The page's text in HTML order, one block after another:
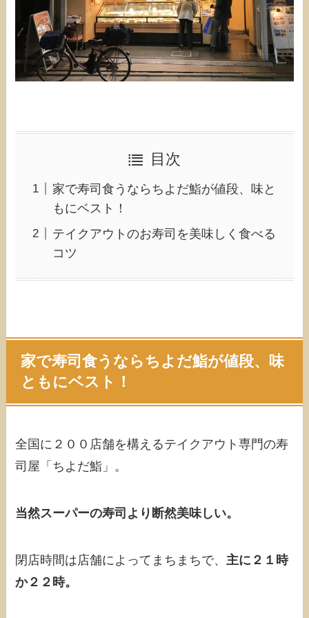
目次
家で寿司食うならちよだ鮨が値段、味と
もにベスト！
テイクアウトのお寿司を美味しく食べる
コツ
家で寿司食うならちよだ鮨が値段、味
ともにベスト！
全国に２００店舗を構えるテイクアウト専門の寿
司屋「ちよだ鮨」。
当然スーパーの寿司より断然美味しい。
閉店時間は店舗によってまちまちで、主に２１時
か２２時。